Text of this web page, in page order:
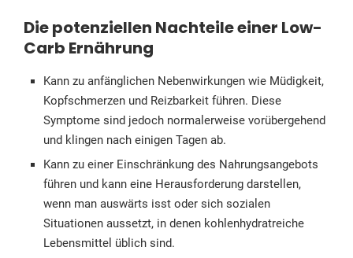
Die potenziellen Nachteile einer Low-
Carb Ernährung
Kann zu anfänglichen Nebenwirkungen wie Müdigkeit,
Kopfschmerzen und Reizbarkeit führen. Diese
Symptome sind jedoch normalerweise vorübergehend
und klingen nach einigen Tagen ab.
Kann zu einer Einschränkung des Nahrungsangebots
führen und kann eine Herausforderung darstellen,
wenn man auswärts isst oder sich sozialen
Situationen aussetzt, in denen kohlenhydratreiche
Lebensmittel üblich sind.